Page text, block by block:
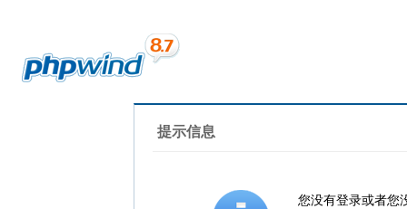
提示信息
您没有登录或者您